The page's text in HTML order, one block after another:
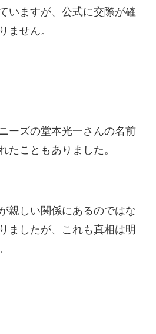
いますが、公式に交際が確
ません。
ーズの堂本光一さんの名前
たこともありました。
親しい関係にあるのではな
ましたが、これも真相は明